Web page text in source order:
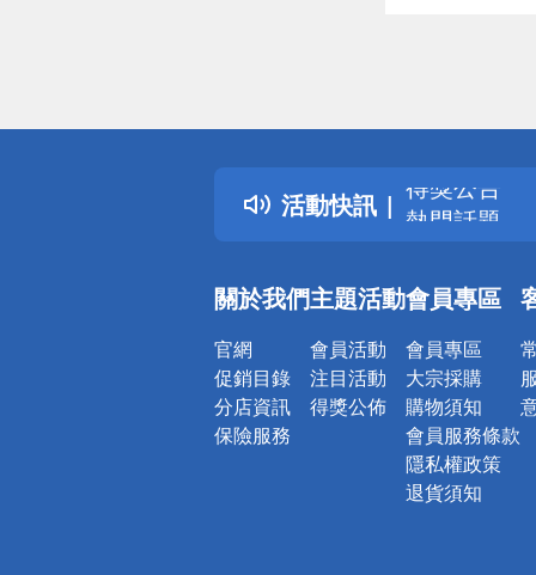
活動快訊
詐騙網頁！
得獎公告
熱門話題
銀行優惠
詐騙網頁！
關於我們
官網
促銷目錄
分店資訊
保險服務
主題活動
會員活動
注目活動
得獎公佈
會員專區
會員專區
大宗採購
購物須知
會員服務條款
隱私權政策
退貨須知